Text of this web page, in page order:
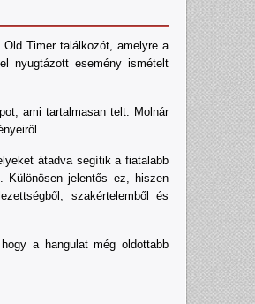
Timer találkozót, amelyre a
nyugtázott esemény ismételt
ami tartalmasan telt. Molnár
átadva segítik a fiatalabb
Különösen jelentős ez, hiszen
szakértelemből és
a hangulat még oldottabb